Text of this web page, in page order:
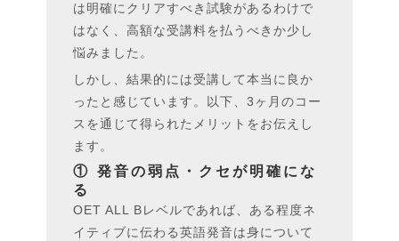
は明確にクリアすべき試験があるわけで
はなく、高額な受講料を払うべきか少し
悩みました。
しかし、結果的には受講して本当に良か
ったと感じています。以下、3ヶ月のコー
スを通じて得られたメリットをお伝えし
ます。
① 発音の弱点・クセが明確にな
る
OET ALL Bレベルであれば、ある程度ネ
イティブに伝わる英語発音は身について